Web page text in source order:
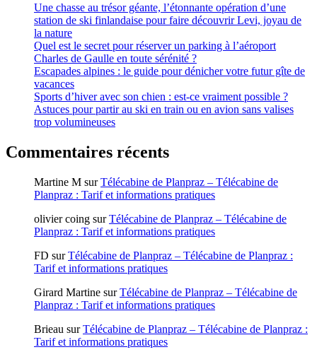
Une chasse au trésor géante, l’étonnante opération d’une
station de ski finlandaise pour faire découvrir Levi, joyau de
la nature
Quel est le secret pour réserver un parking à l’aéroport
Charles de Gaulle en toute sérénité ?
Escapades alpines : le guide pour dénicher votre futur gîte de
vacances
Sports d’hiver avec son chien : est-ce vraiment possible ?
Astuces pour partir au ski en train ou en avion sans valises
trop volumineuses
Commentaires récents
Martine M surTélécabine de Planpraz – Télécabine de
Planpraz : Tarif et informations pratiques
olivier coing surTélécabine de Planpraz – Télécabine de
Planpraz : Tarif et informations pratiques
FD surTélécabine de Planpraz – Télécabine de Planpraz :
Tarif et informations pratiques
Girard Martine surTélécabine de Planpraz – Télécabine de
Planpraz : Tarif et informations pratiques
Brieau surTélécabine de Planpraz – Télécabine de Planpraz :
Tarif et informations pratiques